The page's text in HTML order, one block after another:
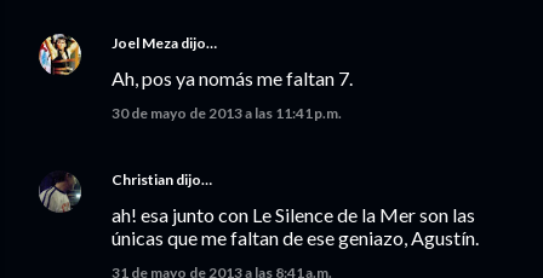
Joel Meza dijo…
Ah, pos ya nomás me faltan 7.
30 de mayo de 2013 a las 11:41 p.m.
Christian dijo…
ah! esa junto con Le Silence de la Mer son las
únicas que me faltan de ese geniazo, Agustín.
31 de mayo de 2013 a las 8:41 a.m.